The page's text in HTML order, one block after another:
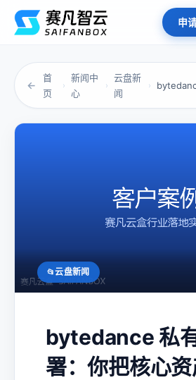
申
←
首
页
›
新闻中
心
›
云盘新
闻
›
云盘新闻
bytedance 私
署：你把核心